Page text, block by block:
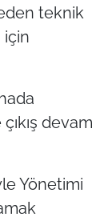
teknik
için
devam
Yönetimi